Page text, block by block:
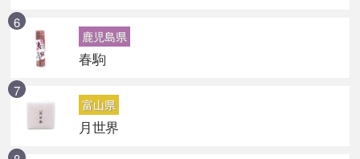
鹿児島県
春駒
富山県
月世界